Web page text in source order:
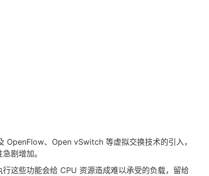
、Open vSwitch 等虚拟交换技术的引入，
剧增加。
这些功能会给 CPU 资源造成难以承受的负载，留给